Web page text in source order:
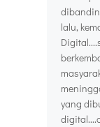
lalu,
yang